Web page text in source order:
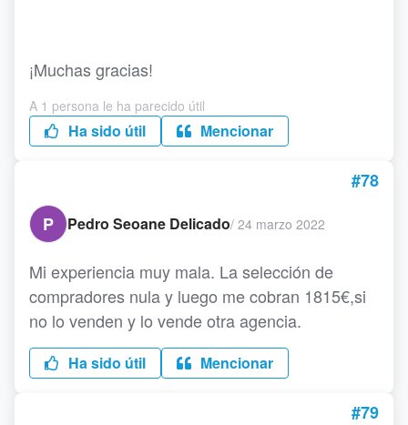
¡Muchas gracias!
A 1 persona le ha parecido útil
Ha sido útil Mencionar
#78
P
Pedro Seoane Delicado/ 24 marzo 2022
Mi experiencia muy mala. La selección de
compradores nula y luego me cobran 1815€,si
no lo venden y lo vende otra agencia.
Ha sido útil Mencionar
#79